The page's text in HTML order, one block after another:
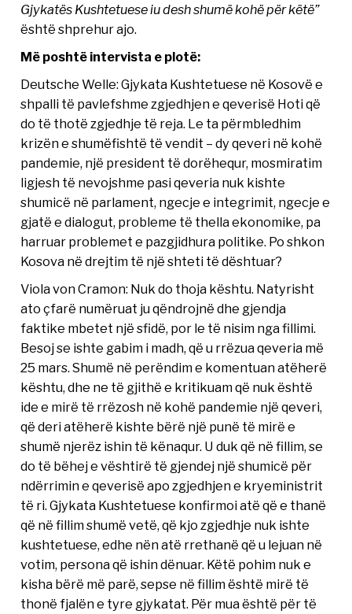
Gjykatës Kushtetuese iu desh shumë kohë për këtë”
është shprehur ajo.
Më poshtë intervista e plotë:
Deutsche Welle: Gjykata Kushtetuese në Kosovë e
shpalli të pavlefshme zgjedhjen e qeverisë Hoti që
do të thotë zgjedhje të reja. Le ta përmbledhim
krizën e shumëfishtë të vendit – dy qeveri në kohë
pandemie, një president të dorëhequr, mosmiratim
ligjesh të nevojshme pasi qeveria nuk kishte
shumicë në parlament, ngecje e integrimit, ngecje e
gjatë e dialogut, probleme të thella ekonomike, pa
harruar problemet e pazgjidhura politike. Po shkon
Kosova në drejtim të një shteti të dështuar?
Viola von Cramon: Nuk do thoja kështu. Natyrisht
ato çfarë numëruat ju qëndrojnë dhe gjendja
faktike mbetet një sfidë, por le të nisim nga fillimi.
Besoj se ishte gabim i madh, që u rrëzua qeveria më
25 mars. Shumë në perëndim e komentuan atëherë
kështu, dhe ne të gjithë e kritikuam që nuk është
ide e mirë të rrëzosh në kohë pandemie një qeveri,
që deri atëherë kishte bërë një punë të mirë e
shumë njerëz ishin të kënaqur. U duk që në fillim, se
do të bëhej e vështirë të gjendej një shumicë për
ndërrimin e qeverisë apo zgjedhjen e kryeministrit
të ri. Gjykata Kushtetuese konfirmoi atë që e thanë
që në fillim shumë vetë, që kjo zgjedhje nuk ishte
kushtetuese, edhe nën atë rrethanë që u lejuan në
votim, persona që ishin dënuar. Këtë pohim nuk e
kisha bërë më parë, sepse në fillim është mirë të
thonë fjalën e tyre gjykatat. Për mua është për të